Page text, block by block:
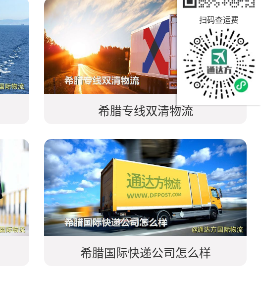
希腊专线双清物流
希腊国际快递公司怎么样
扫码查运费